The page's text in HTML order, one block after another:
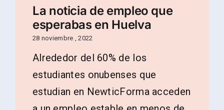
La noticia de empleo que
esperabas en Huelva
28 noviembre , 2022
Alrededor del 60% de los
estudiantes onubenses que
estudian en NewticForma acceden